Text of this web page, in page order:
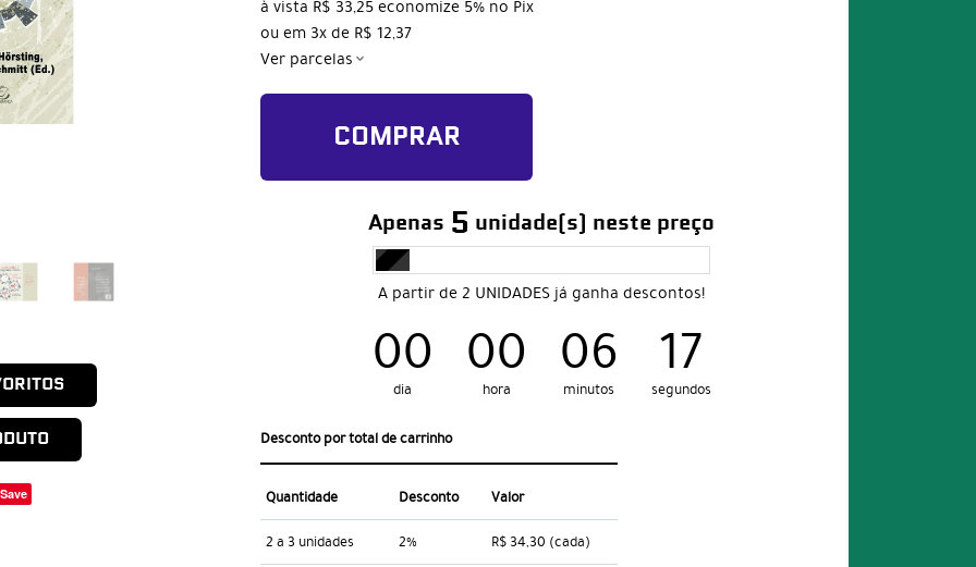
Save
à vista R$ 33,25economize 5% no Pix
ou em 3xde R$ 12,37
Ver parcelas
COMPRAR
Apenas 5 unidade(s) neste preço
A partir de 2 UNIDADES já ganha descontos!
00
dia 00
hora 06
minutos 16
segundos
Desconto por total de carrinho
Quantidade Desconto Valor
2 a 3 unidades 2% R$ 34,30 (cada)